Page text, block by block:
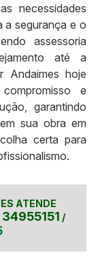
necessidades
a segurança e o
assessoria
até a
Andaimes hoje
e
garantindo
sua obra em
certa para
ATENDE
34955151 /